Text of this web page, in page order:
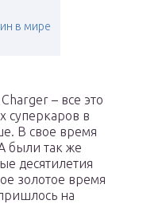
в мире
– все это
суперкаров в
В свое время
были так же
десятилетия
золотое время
на